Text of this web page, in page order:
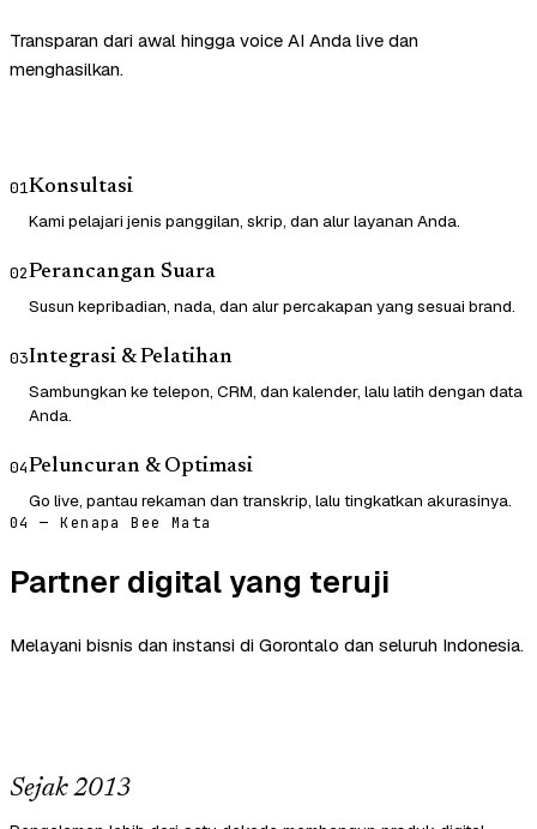
Transparan dari awal hingga voice AI Anda live dan
menghasilkan.
01Konsultasi
Kami pelajari jenis panggilan, skrip, dan alur layanan Anda.
02Perancangan Suara
Susun kepribadian, nada, dan alur percakapan yang sesuai brand.
03Integrasi & Pelatihan
Sambungkan ke telepon, CRM, dan kalender, lalu latih dengan data
Anda.
04Peluncuran & Optimasi
Go live, pantau rekaman dan transkrip, lalu tingkatkan akurasinya.
04 — Kenapa Bee Mata
Partner digital yang teruji
Melayani bisnis dan instansi di Gorontalo dan seluruh Indonesia.
Sejak 2013